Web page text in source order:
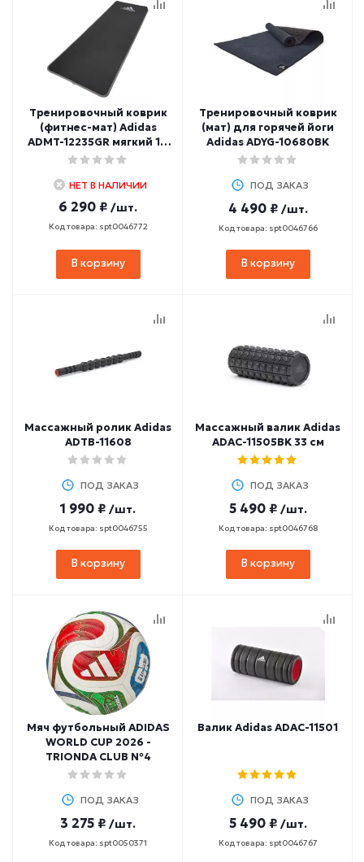
Тренировочный коврик
(фитнес-мат) Adidas
ADMT-12235GR мягкий 10
мм
НЕТ В НАЛИЧИИ
6 290 ₽ /шт.
Код товара: spt0046772
В корзину
Тренировочный коврик
(мат) для горячей йоги
Adidas ADYG-10680BK
ПОД ЗАКАЗ
4 490 ₽ /шт.
Код товара: spt0046766
В корзину
Массажный ролик Adidas
ADTB-11608
ПОД ЗАКАЗ
1 990 ₽ /шт.
Код товара: spt0046755
В корзину
Массажный валик Adidas
ADAC-11505BK 33 см
ПОД ЗАКАЗ
5 490 ₽ /шт.
Код товара: spt0046768
В корзину
Мяч футбольный ADIDAS
WORLD CUP 2026 -
TRIONDA CLUB №4
ПОД ЗАКАЗ
3 275 ₽ /шт.
Код товара: spt0050371
Валик Adidas ADAC-11501
ПОД ЗАКАЗ
5 490 ₽ /шт.
Код товара: spt0046767